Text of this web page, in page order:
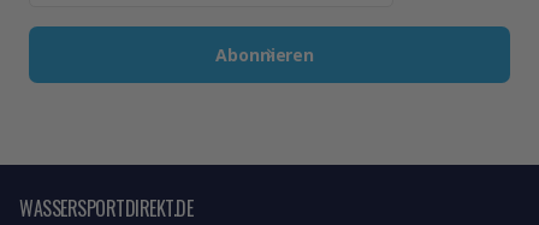
Abonnieren
WASSERSPORTDIREKT.DE